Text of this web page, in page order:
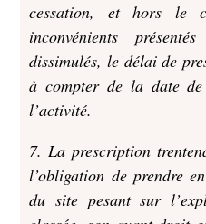
cessation, et hors le
inconvénients
dissimulés, le délai de
à compter de la date
l’activité.
7. La prescription
l’obligation de prendre
du site pesant sur